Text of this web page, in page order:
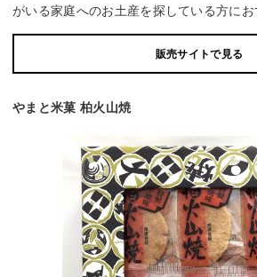
がいる家庭へのお土産を探している方にお
販売サイトで見る
やまと米菓 柏火山焼